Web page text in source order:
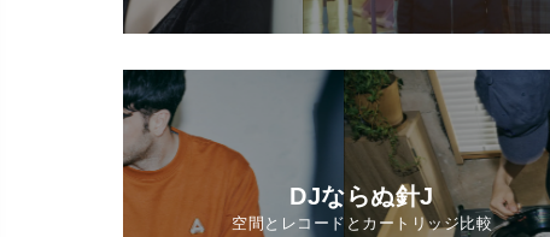
DJならぬ針J
空間とレコードとカートリッジ比較